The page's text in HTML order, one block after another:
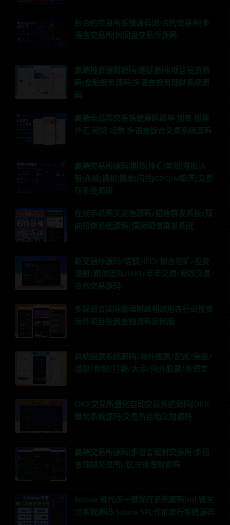
秒合约交易所系统源码|秒合约交易所|多
语言交易所|时间盘交易所源码
高端投资理财源码|理财源码|项目投资源
码|金融投资源码|多语言投资理财系统源
码
高端全品类交易系统源码跟单 加密 股票
外汇 期货 指数 多语言综合交易系统源码
高端交易所源码|期货|外汇|美股|港股|A
股|永续|期权|跟单|闪兑|C2C|IM聊天|交易
所系统源码
在线手机网关发信源码/短信群发系统/双
向短信系统源码/国际短信群发系统
新交易所源码/借贷/IEO/锁仓挖矿/投资
理财/跟单团队/NFT/币币交易/期权交易/
合约交易源码
多国语言国际版理财返利适用各行业投资
海外项目投资金融源码定制版
高端股票系统源码/海外股票/配资/美股/
港股/台股/打新/大宗/海外股票/多语言
OKX交易所量化自动交易系统源码|OKX
量化系统源码|交易所自动交易源码
高端交易所源码|多语言理财交易所|多语
言理财交易所|/区块链理财源码
Solana 链代币一键发行系统源码|sol 链发
币系统源码|Solana SPL代币发行系统源码